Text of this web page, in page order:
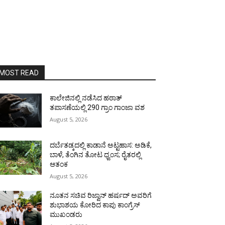
READ
ಕಾಲೇಜಿನಲ್ಲಿ ನಡೆಸಿದ ಹಠಾತ್
ತಪಾಸಣೆಯಲ್ಲಿ 290 ಗ್ರಾಂ ಗಾಂಜಾ ವಶ
August 5, 2026
ದರ್ಬೆತಡ್ಕದಲ್ಲಿ ಕಾಡಾನೆ ಅಟ್ಟಹಾಸ: ಅಡಿಕೆ,
ಬಾಳೆ, ತೆಂಗಿನ ತೋಟ ಧ್ವಂಸ; ರೈತರಲ್ಲಿ
ಆತಂಕ
August 5, 2026
ನೂತನ ಸಚಿವ ರಿಜ್ವಾನ್ ಹರ್ಷದ್ ಅವರಿಗೆ
ಶುಭಾಶಯ ಕೋರಿದ ಕಾಪು ಕಾಂಗ್ರೆಸ್
ಮುಖಂಡರು